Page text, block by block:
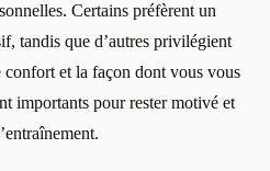
Certains préfèrent un
tandis que d’autres privilégient
et la façon dont vous vous
importants pour rester motivé et